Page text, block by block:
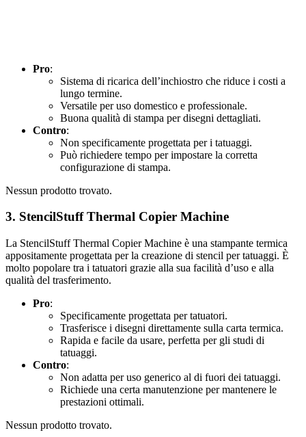
Pro:
Sistema di ricarica dell’inchiostro che riduce i costi a
lungo termine.
Versatile per uso domestico e professionale.
Buona qualità di stampa per disegni dettagliati.
Contro:
Non specificamente progettata per i tatuaggi.
Può richiedere tempo per impostare la corretta
configurazione di stampa.
Nessun prodotto trovato.
3. StencilStuff Thermal Copier Machine
La StencilStuff Thermal Copier Machine è una stampante termica
appositamente progettata per la creazione di stencil per tatuaggi. È
molto popolare tra i tatuatori grazie alla sua facilità d’uso e alla
qualità del trasferimento.
Pro:
Specificamente progettata per tatuatori.
Trasferisce i disegni direttamente sulla carta termica.
Rapida e facile da usare, perfetta per gli studi di
tatuaggi.
Contro:
Non adatta per uso generico al di fuori dei tatuaggi.
Richiede una certa manutenzione per mantenere le
prestazioni ottimali.
Nessun prodotto trovato.